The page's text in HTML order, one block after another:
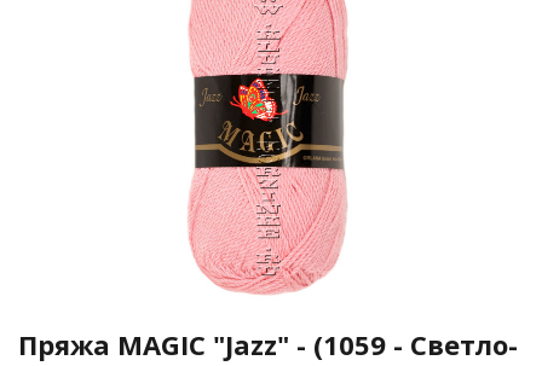
Пряжа MAGIC "Jazz" - (1059 - Светло-